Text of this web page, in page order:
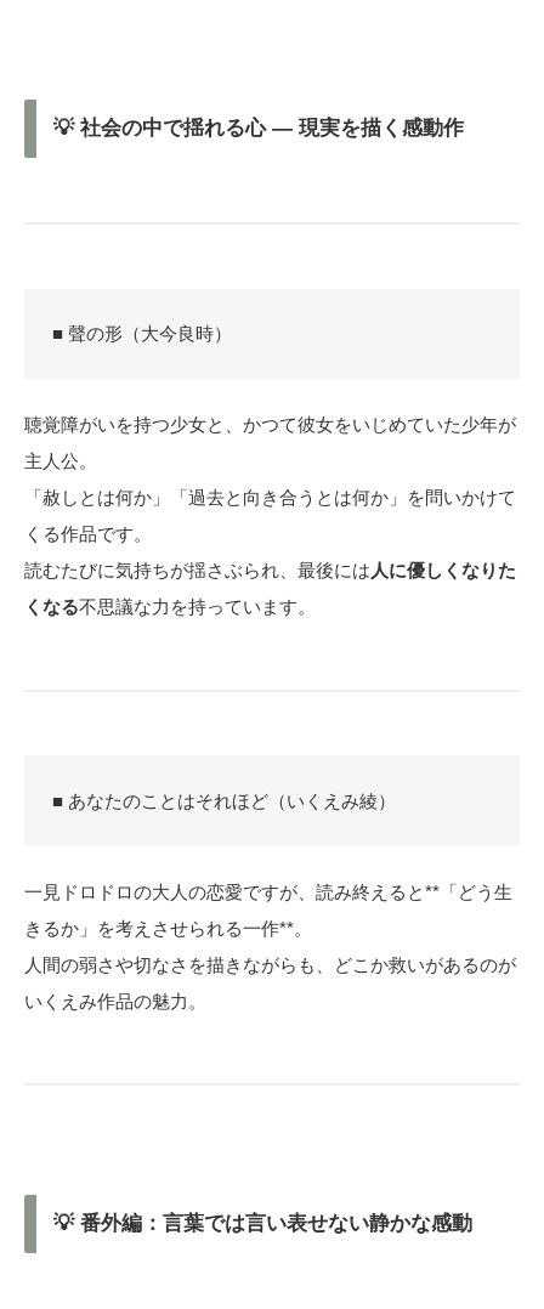
💡 社会の中で揺れる心 ― 現実を描く感動作
■ 聲の形（大今良時）
聴覚障がいを持つ少女と、かつて彼女をいじめていた少年が
主人公。
「赦しとは何か」「過去と向き合うとは何か」を問いかけて
くる作品です。
読むたびに気持ちが揺さぶられ、最後には 人に優しくなりた
くなる不思議な力を持っています。
■ あなたのことはそれほど（いくえみ綾）
一見ドロドロの大人の恋愛ですが、読み終えると**「どう生
きるか」を考えさせられる一作**。
人間の弱さや切なさを描きながらも、どこか救いがあるのが
いくえみ作品の魅力。
💡 番外編：言葉では言い表せない静かな感動